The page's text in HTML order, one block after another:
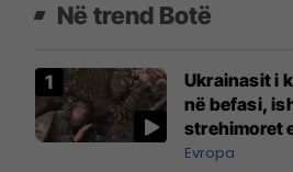
Në trend Botë
Ukrainasit i
në befasi,
strehimoret
Evropa